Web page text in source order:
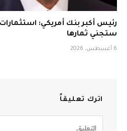
رئيس أكبر بنك أمريكي:
ستجني ثمارها
6 أغسطس، 2026
اترك تعليقاً